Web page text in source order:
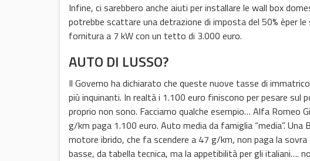
Infine, ci sarebbero anche aiuti per installare le wall box
potrebbe scattare una detrazione di imposta del 50% èper
fornitura a 7 kW con un tetto di 3.000 euro.
AUTO DI LUSSO?
Il Governo ha dichiarato che queste nuove tasse di
più inquinanti. In realtà i 1.100 euro finiscono per pesare sul
proprio non sono. Facciamo qualche esempio… Alfa Romeo
g/km paga 1.100 euro. Auto media da famiglia “media”.
motore ibrido, che fa scendere a 47 g/km, non paga la
basse, da tabella tecnica, ma la appetibilità per gli italiani….